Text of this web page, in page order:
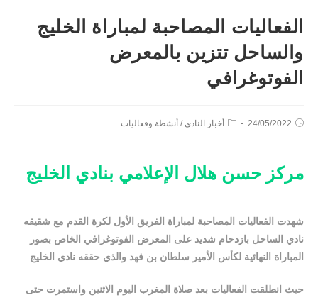
الفعاليات المصاحبة لمباراة الخليج
والساحل تتزين بالمعرض
الفوتوغرافي
24/05/2022 أخبار النادي / أنشطة وفعاليات
مركز حسن هلال الإعلامي بنادي الخليج
شهدت الفعاليات المصاحبة لمباراة الفريق الأول لكرة القدم مع شقيقه
نادي الساحل بازدحام شديد على المعرض الفوتوغرافي الخاص بصور
المباراة النهائية لكأس الأمير سلطان بن فهد والذي حققه نادي الخليج
حيث انطلقت الفعاليات بعد صلاة المغرب اليوم الاثنين واستمرت حتى